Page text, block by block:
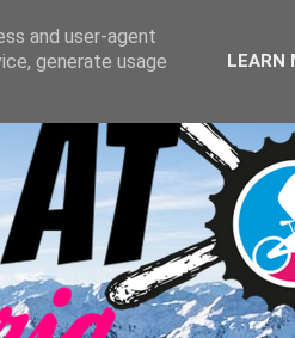
and user-agent
generate usage
LEARN